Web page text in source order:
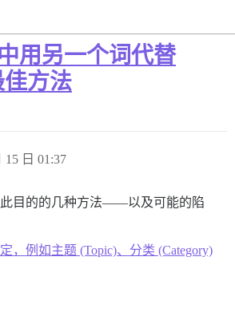
用另一个词代替
佳方法
15 日 01:37
目的的几种方法——以及可能的陷
，例如主题 (Topic)、分类 (Category)